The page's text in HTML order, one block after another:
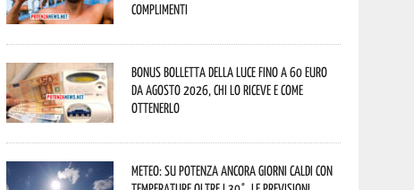
Complimenti
Bonus bolletta della luce fino a 60 euro
da agosto 2026, chi lo riceve e come
ottenerlo
Meteo: su Potenza ancora giorni caldi con